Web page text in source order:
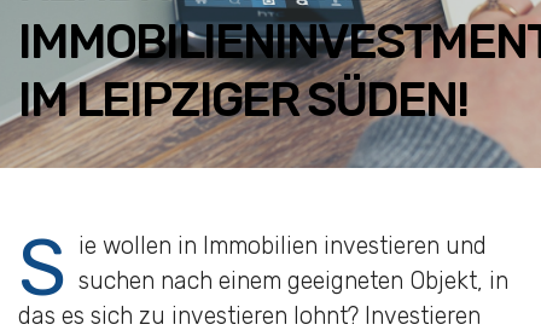
IM LEIPZIGER SÜDEN!
S ie wollen in Immobilien investieren und
suchen nach einem geeigneten Objekt, in
das es sich zu investieren lohnt? Investieren